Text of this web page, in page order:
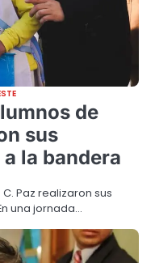
de
sus
la bandera
Paz realizaron sus
una jornada…